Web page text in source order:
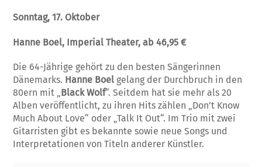
Sonntag, 17. Oktober
Hanne Boel, Imperial Theater, ab 46,95 €
Die 64-Jährige gehört zu den besten Sängerinnen
Dänemarks. Hanne Boel gelang der Durchbruch in den
80ern mit „Black Wolf“. Seitdem hat sie mehr als 20
Alben veröffentlicht, zu ihren Hits zählen „Don’t Know
Much About Love“ oder „Talk It Out“. Im Trio mit zwei
Gitarristen gibt es bekannte sowie neue Songs und
Interpretationen von Titeln anderer Künstler.